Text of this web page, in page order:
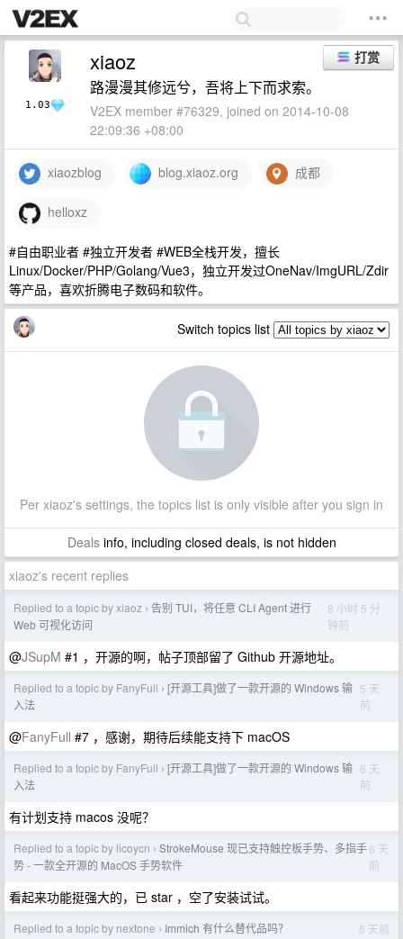
1.03
打赏
xiaoz
路漫漫其修远兮，吾将上下而求索。
V2EX member #76329, joined on 2014-10-08
22:09:36 +08:00
xiaozblog blog.xiaoz.org 成都
helloxz
#自由职业者 #独立开发者 #WEB全栈开发，擅长
Linux/Docker/PHP/Golang/Vue3，独立开发过OneNav/ImgURL/Zdir
等产品，喜欢折腾电子数码和软件。
Switch topics list
Per xiaoz's settings, the topics list is only visible after you sign in
Dealsinfo, including closed deals, is not hidden
xiaoz's recent replies
Replied to a topic by xiaoz › 告别 TUI，将任意 CLI Agent 进行
Web 可视化访问
8 小时 5 分
钟前
@JSupM #1 ，开源的啊，帖子顶部留了 Github 开源地址。
Replied to a topic by FanyFull › [开源工具]做了一款开源的 Windows 输
入法
5 天
前
@FanyFull #7 ，感谢，期待后续能支持下 macOS
Replied to a topic by FanyFull › [开源工具]做了一款开源的 Windows 输
入法
6 天
前
有计划支持 macos 没呢？
Replied to a topic by licoycn › StrokeMouse 现已支持触控板手势、多指手
势 - 一款全开源的 MacOS 手势软件
6 天
前
看起来功能挺强大的，已 star ，空了安装试试。
Replied to a topic by nextone › Immich 有什么替代品吗？ 6 天前